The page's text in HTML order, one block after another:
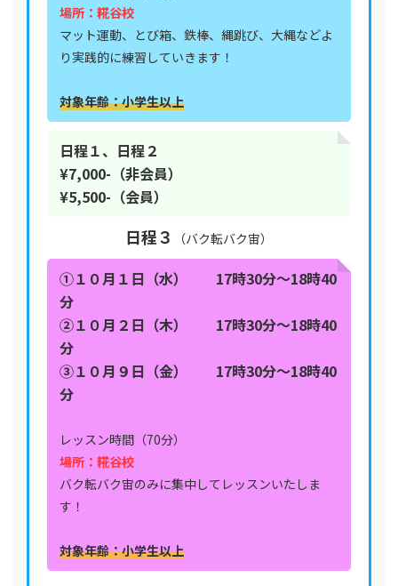
場所：糀谷校
マット運動、とび箱、鉄棒、縄跳び、大縄などよ
り実践的に練習していきます！
対象年齢：小学生以上
日程１、日程２
¥7,000-（非会員）
¥5,500-（会員）
日程３ （バク転バク宙）
①１０月１日（水） 17時30分〜18時40
分
②１０月２日（木） 17時30分〜18時40
分
③１０月９日（金） 17時30分〜18時40
分
レッスン時間（70分）
場所：糀谷校
バク転バク宙のみに集中してレッスンいたしま
す！
対象年齢：小学生以上